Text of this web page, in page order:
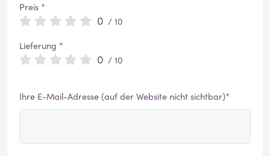
Preis *
0 / 10
Lieferung *
0 / 10
Ihre E-Mail-Adresse (auf der Website nicht sichtbar)*